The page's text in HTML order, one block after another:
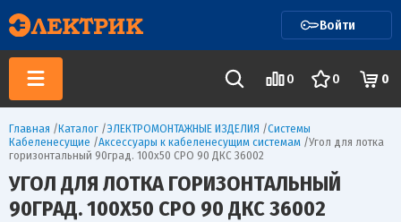
Войти
0 0 0
Главная /Каталог /ЭЛЕКТРОМОНТАЖНЫЕ ИЗДЕЛИЯ /Системы
Кабеленесущие /Аксессуары к кабеленесущим системам /Угол для лотка
горизонтальный 90град. 100х50 CPO 90 ДКС 36002
УГОЛ ДЛЯ ЛОТКА ГОРИЗОНТАЛЬНЫЙ
90ГРАД. 100Х50 CPO 90 ДКС 36002